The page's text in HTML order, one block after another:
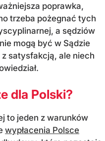
poprawka,
trzeba pożegnać tych
a sędziów
mogą być w Sądzie
satysfakcją, ale niech
dla Polski?
to jeden z warunków
wypłacenia Polsce